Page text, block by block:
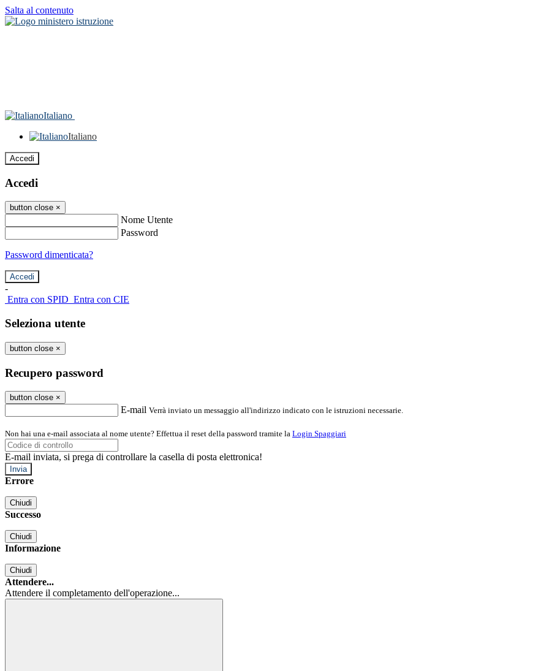
Salta al contenuto
Italiano
Italiano
Accedi
Accedi
button close ×
Nome Utente
Password
Password dimenticata?
-
Entra con SPID Entra con CIE
Seleziona utente
button close ×
Recupero password
button close ×
E-mail Verrà inviato un messaggio all'indirizzo indicato con le istruzioni necessarie.
Non hai una e-mail associata al nome utente? Effettua il reset della password tramite la Login Spaggiari
E-mail inviata, si prega di controllare la casella di posta elettronica!
Errore
Chiudi
Successo
Chiudi
Informazione
Chiudi
Attendere...
Attendere il completamento dell'operazione...